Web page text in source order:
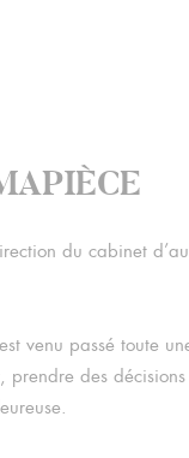
du cabinet
venu passé toute
prendre des décisions